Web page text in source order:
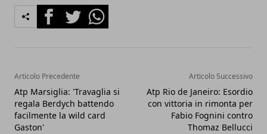
FacebookTwitterWhatsapp
Articolo Precedente
Atp Marsiglia: 'Travaglia si
regala Berdych battendo
facilmente la wild card
Gaston'
Articolo Successivo
Atp Rio de Janeiro: Esordio
con vittoria in rimonta per
Fabio Fognini contro
Thomaz Bellucci